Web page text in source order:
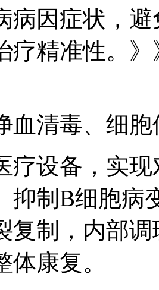
病因症状，
疗精准性。
血清毒、细胞
疗设备，实
抑制B细胞病
复制，内部
康复。